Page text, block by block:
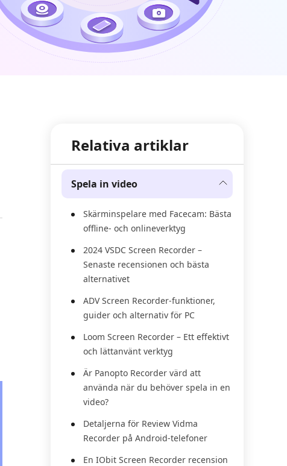
Relativa artiklar
Spela in video
Skärminspelare med Facecam: Bästa
offline- och onlineverktyg
2024 VSDC Screen Recorder –
Senaste recensionen och bästa
alternativet
ADV Screen Recorder-funktioner,
guider och alternativ för PC
Loom Screen Recorder – Ett effektivt
och lättanvänt verktyg
Är Panopto Recorder värd att
använda när du behöver spela in en
video?
Detaljerna för Review Vidma
Recorder på Android-telefoner
En IObit Screen Recorder recension